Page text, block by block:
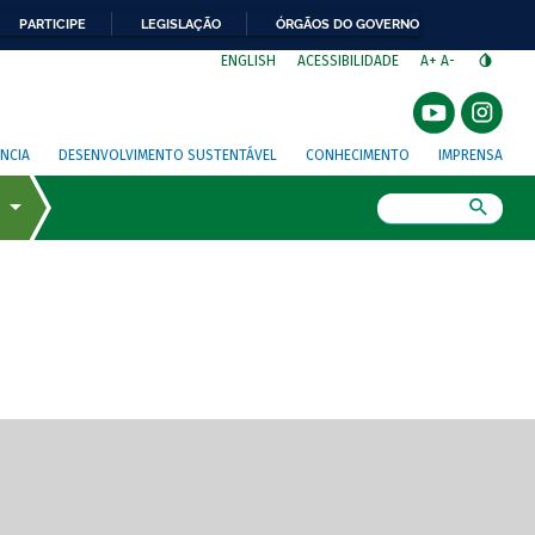
PARTICIPE LEGISLAÇÃO ÓRGÃOS DO GOVERNO
ENGLISH ACESSIBILIDADE A+ A-
DESENVOLVIMENTO SUSTENTÁVEL CONHECIMENTO IMPRENSA
de tela